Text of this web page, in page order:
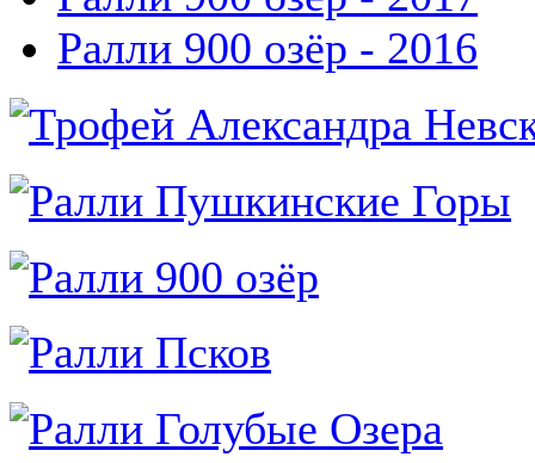
Ралли 900 озёр - 2016